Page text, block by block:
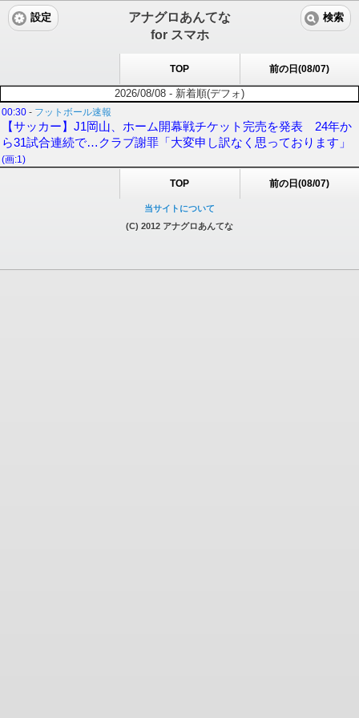
アナグロあんてな
for スマホ
設定 検索
TOP 前の日(08/07)
2026/08/08 - 新着順(デフォ)
00:30 - フットボール速報
【サッカー】J1岡山、ホーム開幕戦チケット完売を発表 24年か
ら31試合連続で…クラブ謝罪「大変申し訳なく思っております」
(画:1)
TOP 前の日(08/07)
当サイトについて
(C) 2012 アナグロあんてな